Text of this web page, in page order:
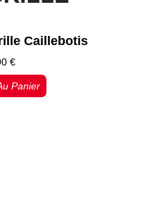
Caillebotis
€
Panier